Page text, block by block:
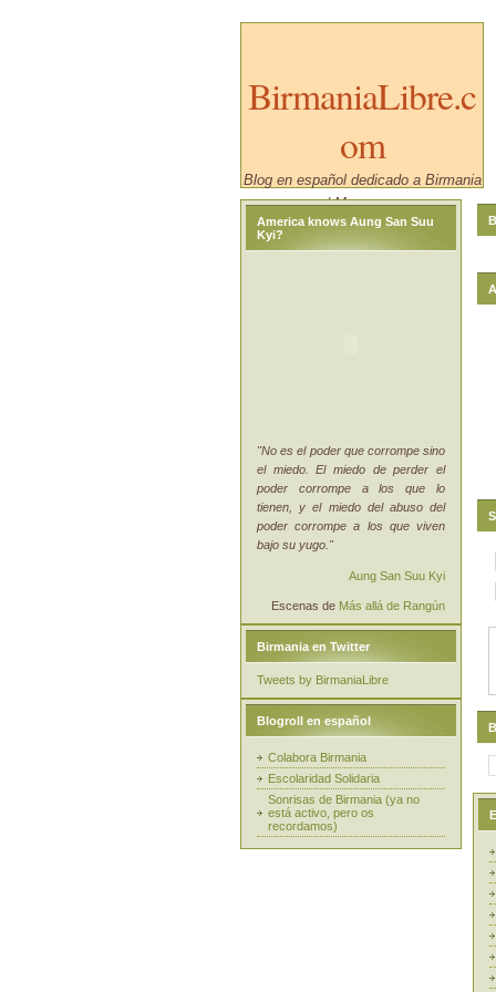
BirmaniaLibre.c
om
Blog en español dedicado a Birmania
/ Myanmar.
America knows Aung San Suu
Kyi?
"No es el poder que corrompe sino
el miedo. El miedo de perder el
poder corrompe a los que lo
tienen, y el miedo del abuso del
poder corrompe a los que viven
bajo su yugo."
Aung San Suu Kyi
Escenas de Más allá de Rangún
Birmania en Twitter
Tweets by BirmaniaLibre
Blogroll en español
Colabora Birmania
Escolaridad Solidaria
Sonrisas de Birmania (ya no
está activo, pero os
recordamos)